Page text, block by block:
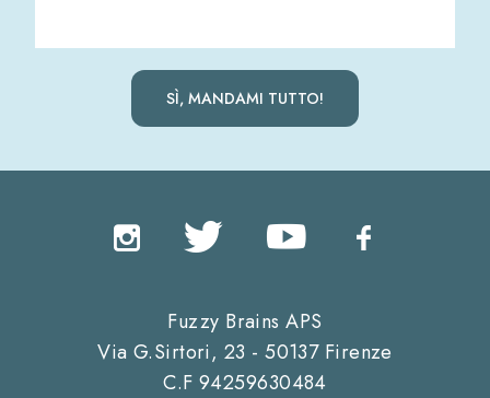
Fuzzy Brains APS
Via G.Sirtori, 23 - 50137 Firenze
C.F 94259630484